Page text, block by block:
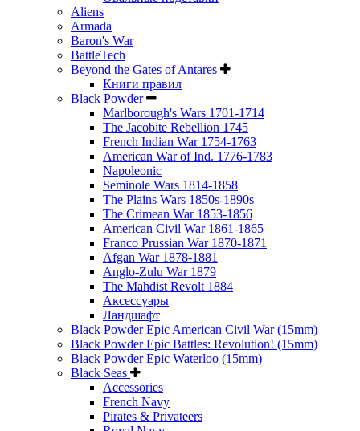
Aliens
Armada
Baron's War
BattleTech
Beyond the Gates of Antares
Книги правил
Black Powder
Marlborough's Wars 1701-1714
The Jacobite Rebellion 1745
French Indian War 1754-1763
American War of Ind. 1776-1783
Napoleonic
Seminole Wars 1814-1858
The Plains Wars 1850s-1890s
The Crimean War 1853-1856
American Civil War 1861-1865
Franco Prussian War 1870-1871
Afgan War 1878-1881
Anglo-Zulu War 1879
The Mahdist Revolt 1884
Аксессуары
Ландшафт
Black Powder Epic American Civil War (15mm)
Black Powder Epic Battles: Revolution! (15mm)
Black Powder Epic Waterloo (15mm)
Black Seas
Accessories
French Navy
Pirates & Privateers